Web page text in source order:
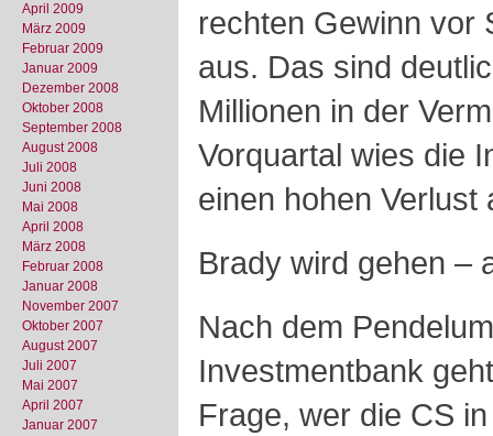
April 2009
März 2009
Februar 2009
Januar 2009
Dezember 2008
Oktober 2008
September 2008
August 2008
Juli 2008
Juni 2008
Mai 2008
April 2008
März 2008
Februar 2008
Januar 2008
November 2007
Oktober 2007
August 2007
Juli 2007
Mai 2007
April 2007
Januar 2007
rechten Gewinn vor
aus. Das sind
Millionen in der
Vorquartal wies die
einen hohen Verlust
Brady wird gehen –
Nach dem
Investmentbank
Frage, wer die CS